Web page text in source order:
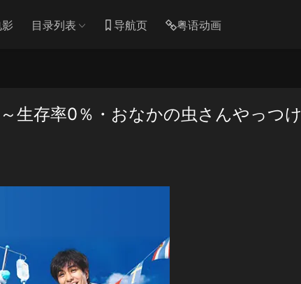
目录列表 导航页 粤语动画
生存率0％・おなかの虫さんやっつけ